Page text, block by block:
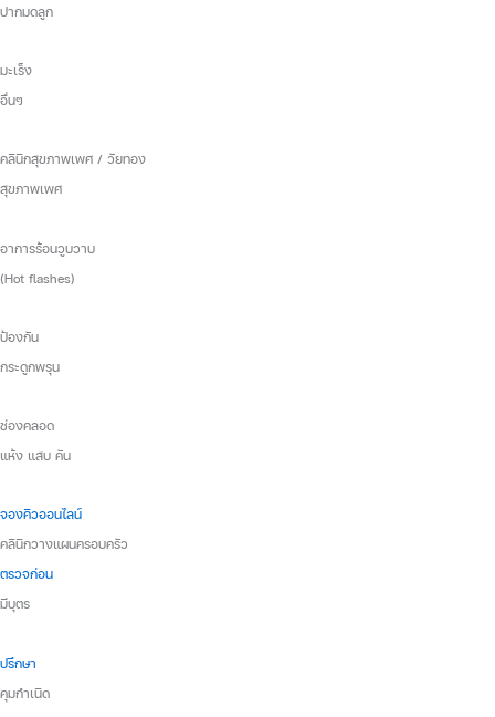
ปากมดลูก
มะเร็ง
อื่นๆ
คลินิกสุขภาพเพศ / วัยทอง
สุขภาพเพศ
อาการร้อนวูบวาบ
(Hot flashes)
ป้องกัน
กระดูกพรุน
ช่องคลอด
แห้ง แสบ คัน
จองคิวออนไลน์
คลินิกวางแผนครอบครัว
ตรวจก่อน
มีบุตร
ปรึกษา
คุมกำเนิด